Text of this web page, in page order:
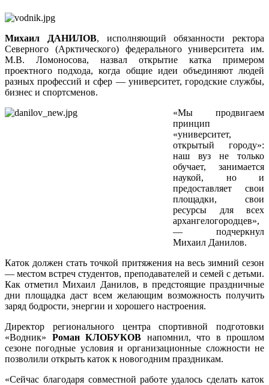
Михаил ДАНИЛОВ, исполняющий обязанности ректора
Северного (Арктического) федерального университета им.
М.В. Ломоносова, назвал открытие катка примером
проектного подхода, когда общие идеи объединяют людей
разных профессий и сфер — университет, городские службы,
бизнес и спортсменов.
«Мы продвигаем
принцип
«университет,
открытый городу»:
наш вуз не только
обучает, занимается
наукой, но и
предоставляет свои
площадки, свои
ресурсы для всех
архангелогородцев»,
— подчеркнул
Михаил Данилов.
Каток должен стать точкой притяжения на весь зимний сезон
— местом встреч студентов, преподавателей и семей с детьми.
Как отметил Михаил Данилов, в предстоящие праздничные
дни площадка даст всем желающим возможность получить
заряд бодрости, энергии и хорошего настроения.
Директор регионального центра спортивной подготовки
«Водник» Роман КЛОБУКОВ напомнил, что в прошлом
сезоне погодные условия и организационные сложности не
позволили открыть каток к новогодним праздникам.
«Сейчас благодаря совместной работе удалось сделать каток